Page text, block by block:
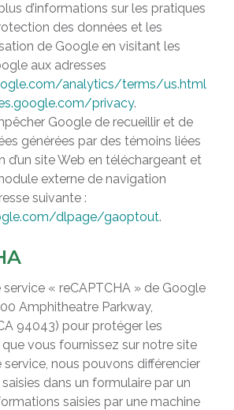
d’informations sur les pratiques
des données et les
de Google en visitant les
aux adresses
analytics/terms/us.html
privacy.
Google de recueillir et de
générées par des témoins liées
d’un site Web en téléchargeant et
externe de navigation
suivante :
dlpage/gaoptout.
service « reCAPTCHA » de Google
Amphitheatre Parkway,
94043) pour protéger les
vous fournissez sur notre site
service, nous pouvons différencier
dans un formulaire par un
saisies par une machine